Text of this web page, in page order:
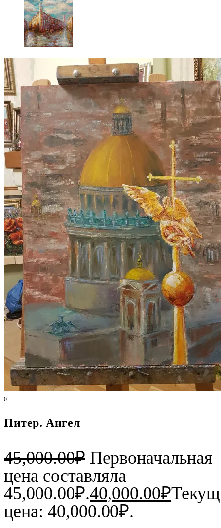
0
Питер. Ангел
45,000.00₽ Первоначальная
цена составляла
45,000.00₽.40,000.00₽
цена: 40,000.00₽.